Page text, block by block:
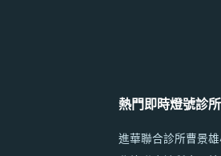
熱門即時燈號診所
進華聯合診所曹景